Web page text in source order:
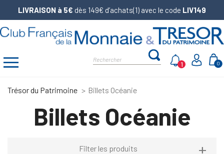
LIVRAISON à 5€ dès 149€ d’achats(1) avec le code LIV149
0
1
Trésor du Patrimoine Billets Océanie
Billets Océanie
Filter les produits